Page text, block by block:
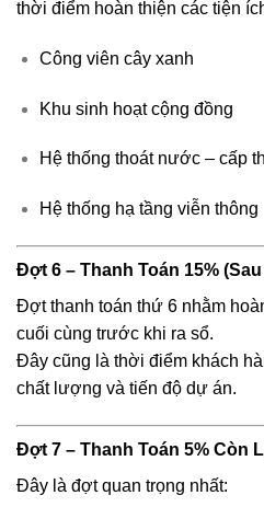
thời điểm hoàn thiện các tiện
Công viên cây xanh
Khu sinh hoạt cộng đồng
Hệ thống thoát nước – cấp
Hệ thống hạ tầng viễn thông
Đợt 6 – Thanh Toán 15%
Đợt thanh toán thứ 6 nhằm
cuối cùng trước khi ra sổ.
Đây cũng là thời điểm khách
chất lượng và tiến độ dự án.
Đợt 7 – Thanh Toán 5% Còn
Đây là đợt quan trọng nhất: